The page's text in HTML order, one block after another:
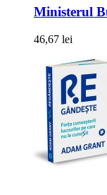
Ministerul
46,67 lei